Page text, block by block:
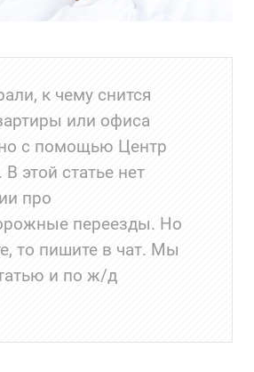
к чему снится
или офиса
с помощью Центр
этой статье нет
про
переезды. Но
то пишите в чат. Мы
и по ж/д